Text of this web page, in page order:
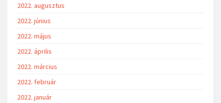
2022. augusztus
2022. június
2022. május
2022. április
2022. március
2022. február
2022. január